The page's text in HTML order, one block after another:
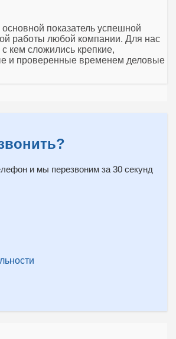
показатель успешной
работы любой компании. Для нас
кем сложились крепкие,
и проверенные временем деловые
и мы перезвоним за 30 секунд